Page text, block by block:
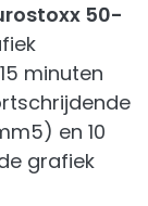
50-
minuten
en 10
grafiek